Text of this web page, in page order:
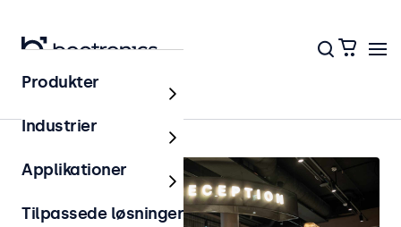
Kiosk og selvbetjening
Produkter
Industrier
Applikationer
Tilpassede løsninger